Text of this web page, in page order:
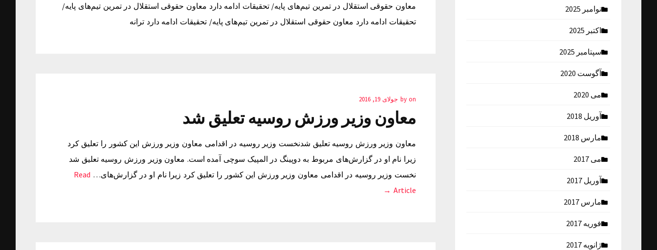
معاون حقوقی استقلال در تمرین تیم‌های پایه/ تحقیقات ادامه دارد معاون حقوقی استقلال در تمرین تیم‌های پایه/
تحقیقات ادامه دارد معاون حقوقی استقلال در تمرین تیم‌های پایه/ تحقیقات ادامه دارد ترانه
by on جولای 19, 2016
معاون وزیر ورزش روسیه تعلیق شد
معاون وزیر ورزش روسیه تعلیق شدنخست وزیر روسیه در اقدامی معاون وزیر ورزش این کشور را تعلیق کرد
زیرا نام او در گزارش‌های مربوط به دوپینگ در المپیک سوچی آمده است. معاون وزیر ورزش روسیه تعلیق شد
نخست وزیر روسیه در اقدامی معاون وزیر ورزش این کشور را تعلیق کرد زیرا نام او در گزارش‌های… Read
Article →
نوامبر 2025
اکتبر 2025
سپتامبر 2025
آگوست 2020
می 2020
آوریل 2018
مارس 2018
می 2017
آوریل 2017
مارس 2017
فوریه 2017
ژانویه 2017